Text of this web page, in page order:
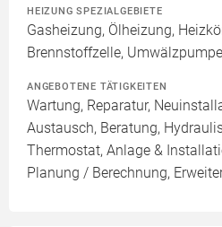
HEIZUNG SPEZIALGEBIETE
Gasheizung, Ölheizung,
Brennstoffzelle,
ANGEBOTENE TÄTIGKEITEN
Wartung, Reparatur,
Austausch, Beratung,
Thermostat, Anlage &
Planung / Berechnung,